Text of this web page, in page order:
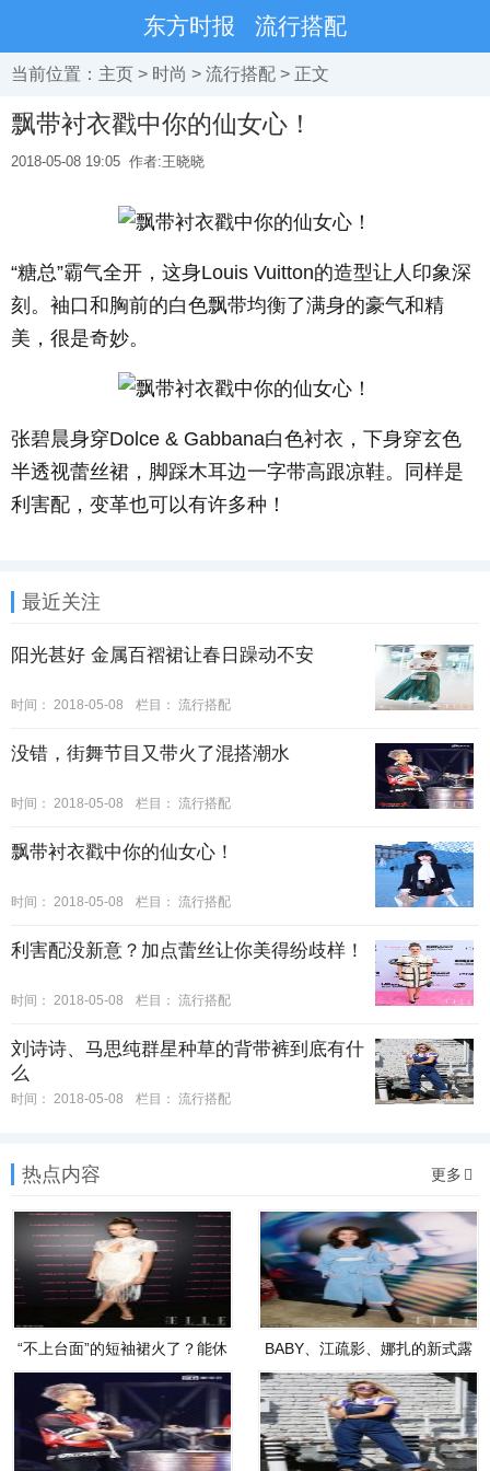
东方时报 流行搭配
当前位置： 主页 > 时尚 > 流行搭配 > 正文
飘带衬衣戳中你的仙女心！
2018-05-08 19:05 作者:王晓晓
“糖总”霸气全开，这身Louis Vuitton的造型让人印象深
刻。袖口和胸前的白色飘带均衡了满身的豪气和精
美，很是奇妙。
张碧晨身穿Dolce & Gabbana白色衬衣，下身穿玄色
半透视蕾丝裙，脚踩木耳边一字带高跟凉鞋。同样是
利害配，变革也可以有许多种！
最近关注
阳光甚好 金属百褶裙让春日躁动不安
时间： 2018-05-08 栏目： 流行搭配
没错，街舞节目又带火了混搭潮水
时间： 2018-05-08 栏目： 流行搭配
飘带衬衣戳中你的仙女心！
时间： 2018-05-08 栏目： 流行搭配
利害配没新意？加点蕾丝让你美得纷歧样！
时间： 2018-05-08 栏目： 流行搭配
刘诗诗、马思纯群星种草的背带裤到底有什
么
时间： 2018-05-08 栏目： 流行搭配
热点内容 更多
“不上台面”的短袖裙火了？能休
BABY、江疏影、娜扎的新式露